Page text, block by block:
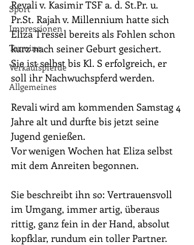
Sport
Impressionen
Termine
Verkaufspferde
Allgemeines
Revali v. Kasimir TSF a. d. St.Pr. u.
Pr.St. Rajah v. Millennium hatte sich
Eliza Tressel bereits als Fohlen schon
kurz nach seiner Geburt gesichert.
Sie ist selbst bis Kl. S erfolgreich, er
soll ihr Nachwuchspferd werden.
Revali wird am kommenden Samstag 4
Jahre alt und durfte bis jetzt seine
Jugend genießen.
Vor wenigen Wochen hat Eliza selbst
mit dem Anreiten begonnen.
Sie beschreibt ihn so: Vertrauensvoll
im Umgang, immer artig, überaus
rittig, ganz fein in der Hand, absolut
kopfklar, rundum ein toller Partner.